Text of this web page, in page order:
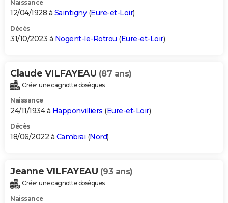
Naissance
12/04/1928 à Saintigny(Eure-et-Loir)
Décès
31/10/2023 à Nogent-le-Rotrou (Eure-et-Loir)
Claude VILFAYEAU (87 ans)
Créer une cagnotte obsèques
Naissance
24/11/1934 à Happonvilliers (Eure-et-Loir)
Décès
18/06/2022 à Cambrai (Nord)
Jeanne VILFAYEAU (93 ans)
Créer une cagnotte obsèques
Naissance